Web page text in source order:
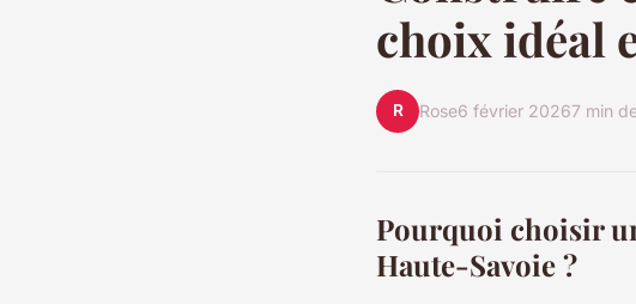
choix idéal
R Rose6 février 20267 min
Pourquoi choisir
Haute-Savoie ?